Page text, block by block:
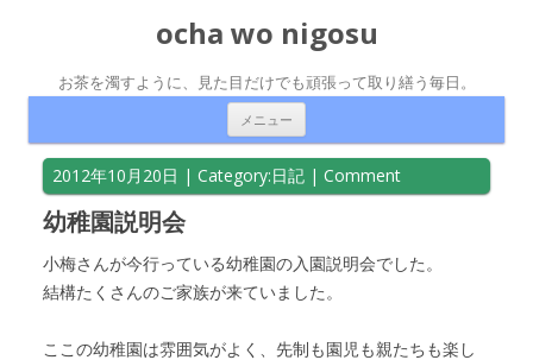
ocha wo nigosu
お茶を濁すように、見た目だけでも頑張って取り繕う毎日。
メニュー
2012年10月20日 | Category:日記 | Comment
幼稚園説明会
小梅さんが今行っている幼稚園の入園説明会でした。
結構たくさんのご家族が来ていました。
ここの幼稚園は雰囲気がよく、先制も園児も親たちも楽し